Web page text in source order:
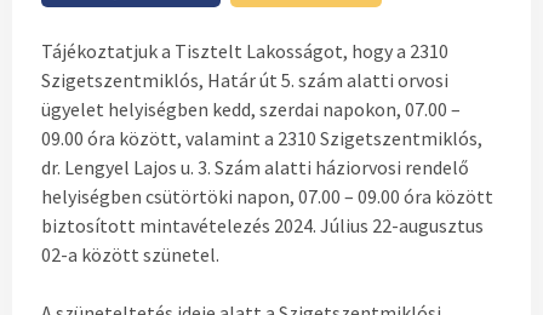
Tájékoztatjuk a Tisztelt Lakosságot, hogy a 2310
Szigetszentmiklós, Határ út 5. szám alatti orvosi
ügyelet helyiségben kedd, szerdai napokon, 07.00 –
09.00 óra között, valamint a 2310 Szigetszentmiklós,
dr. Lengyel Lajos u. 3. Szám alatti háziorvosi rendelő
helyiségben csütörtöki napon, 07.00 – 09.00 óra között
biztosított mintavételezés 2024. Július 22-augusztus
02-a között szünetel.